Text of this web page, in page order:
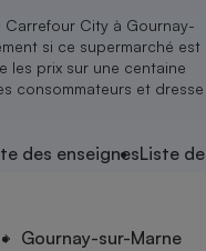
Carrefour City à Gournay-
si ce supermarché est
les prix sur une centaine
consommateurs et dresse
des enseignesListe
Gournay-sur-Marne
alimentaire
- Vente - Location
- Grande surface
- Fidélisation
- Tourisme
électrique
marchand